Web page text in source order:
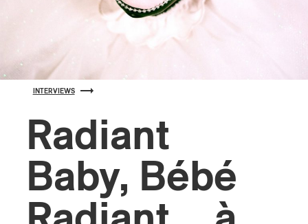
INTERVIEWS
Radiant
Baby, Bébé